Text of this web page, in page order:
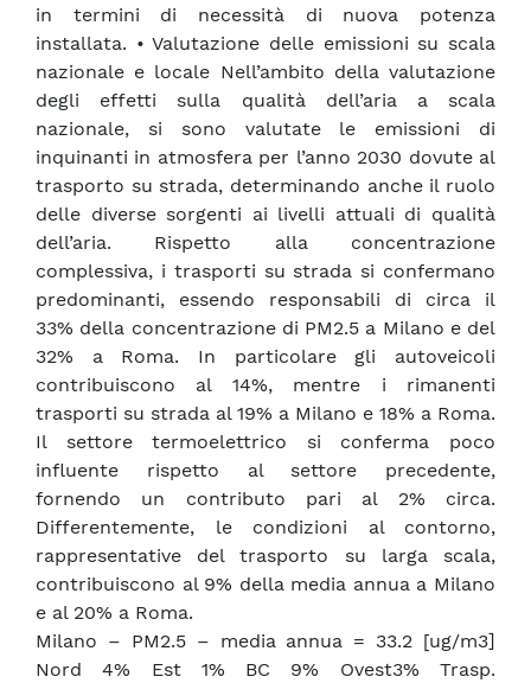
in termini di necessità di nuova potenza
installata. • Valutazione delle emissioni su scala
nazionale e locale Nell’ambito della valutazione
degli effetti sulla qualità dell’aria a scala
nazionale, si sono valutate le emissioni di
inquinanti in atmosfera per l’anno 2030 dovute al
trasporto su strada, determinando anche il ruolo
delle diverse sorgenti ai livelli attuali di qualità
dell’aria. Rispetto alla concentrazione
complessiva, i trasporti su strada si confermano
predominanti, essendo responsabili di circa il
33% della concentrazione di PM2.5 a Milano e del
32% a Roma. In particolare gli autoveicoli
contribuiscono al 14%, mentre i rimanenti
trasporti su strada al 19% a Milano e 18% a Roma.
Il settore termoelettrico si conferma poco
influente rispetto al settore precedente,
fornendo un contributo pari al 2% circa.
Differentemente, le condizioni al contorno,
rappresentative del trasporto su larga scala,
contribuiscono al 9% della media annua a Milano
e al 20% a Roma.
Milano – PM2.5 – media annua = 33.2 [ug/m3]
Nord 4% Est 1% BC 9% Ovest3% Trasp.